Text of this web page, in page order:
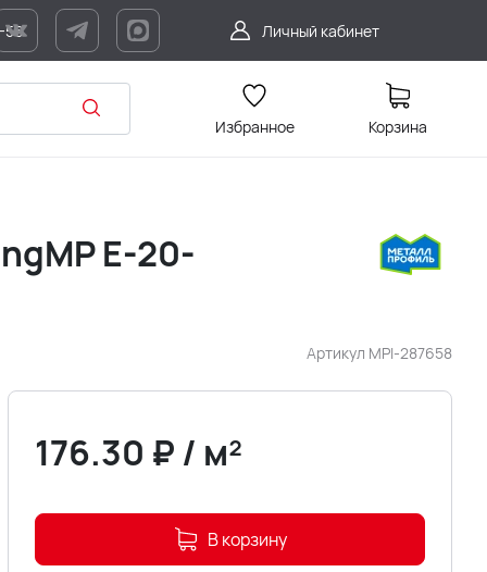
56 Личный кабинет
Избранное Корзина
Артикул MPI-287658
E-20-
176.30 ₽ / м²
В корзину